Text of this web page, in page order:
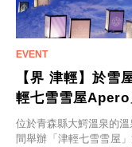
【界 津輕】於雪
輕七雪雪屋
位於青森縣大鰐溫泉的
間舉辦「津輕七雪雪屋